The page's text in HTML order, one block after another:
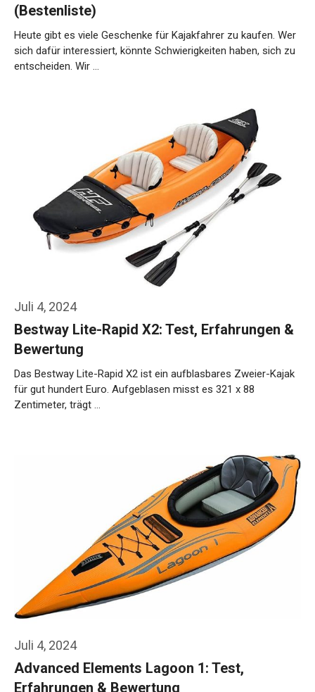
(Bestenliste)
Heute gibt es viele Geschenke für Kajakfahrer zu kaufen. Wer
sich dafür interessiert, könnte Schwierigkeiten haben, sich zu
entscheiden. Wir …
Juli 4, 2024
Bestway Lite-Rapid X2: Test, Erfahrungen &
Bewertung
Das Bestway Lite-Rapid X2 ist ein aufblasbares Zweier-Kajak
für gut hundert Euro. Aufgeblasen misst es 321 x 88
Zentimeter, trägt …
Juli 4, 2024
Advanced Elements Lagoon 1: Test,
Erfahrungen & Bewertung